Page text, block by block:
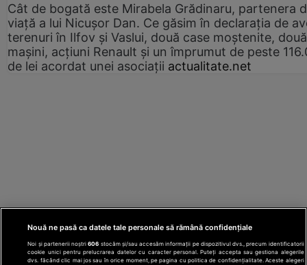
Cât de bogată este Mirabela Grădinaru, partenera
viață a lui Nicușor Dan. Ce găsim în declarația de
terenuri în Ilfov și Vaslui, două case moștenite, două
mașini, acțiuni Renault și un împrumut de peste
de lei acordat unei asociații actualitate.net
Nouă ne pasă ca datele tale personale să rămână confidențiale
Noi și partenerii noștri606 stocăm și/sau accesăm informații pe dispozitivul dvs., precum identificatorii
cookie unici pentru prelucrarea datelor cu caracter personal. Puteți accepta sau gestiona alegerile
dvs. făcând clic mai jos sau în orice moment, pe pagina cu politica de confidențialitate. Aceste alegeri